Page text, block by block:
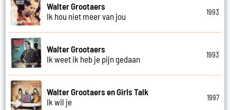
Walter Grootaers
Ik hou niet meer van jou
1993
Walter Grootaers
Ik weet ik heb je pijn gedaan
1993
Walter Grootaers en Girls Talk
Ik wil je
1997